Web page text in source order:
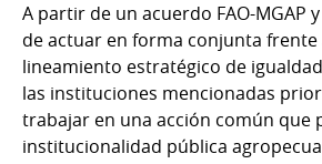
A partir de un acuerdo FAO-MGAP
de actuar en forma conjunta frente
lineamiento estratégico de
las instituciones mencionadas
trabajar en una acción común que
institucionalidad pública